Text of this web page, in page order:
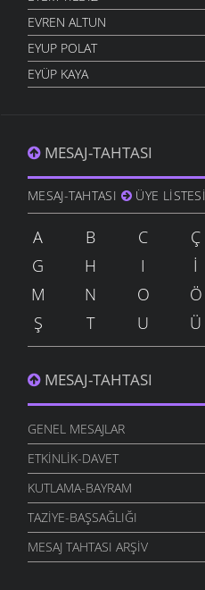
EVREN ALTUN
EYUP POLAT
EYÜP KAYA
MESAJ-TAHTASI
MESAJ-TAHTASI ÜYE LISTESI
A B C Ç
G
H I İ
M
N O Ö
Ş
T U Ü
MESAJ-TAHTASI
GENEL MESAJLAR
ETKINLIK-DAVET
KUTLAMA-BAYRAM
TAZIYE-BAŞSAĞLIĞI
MESAJ TAHTASI ARŞIV